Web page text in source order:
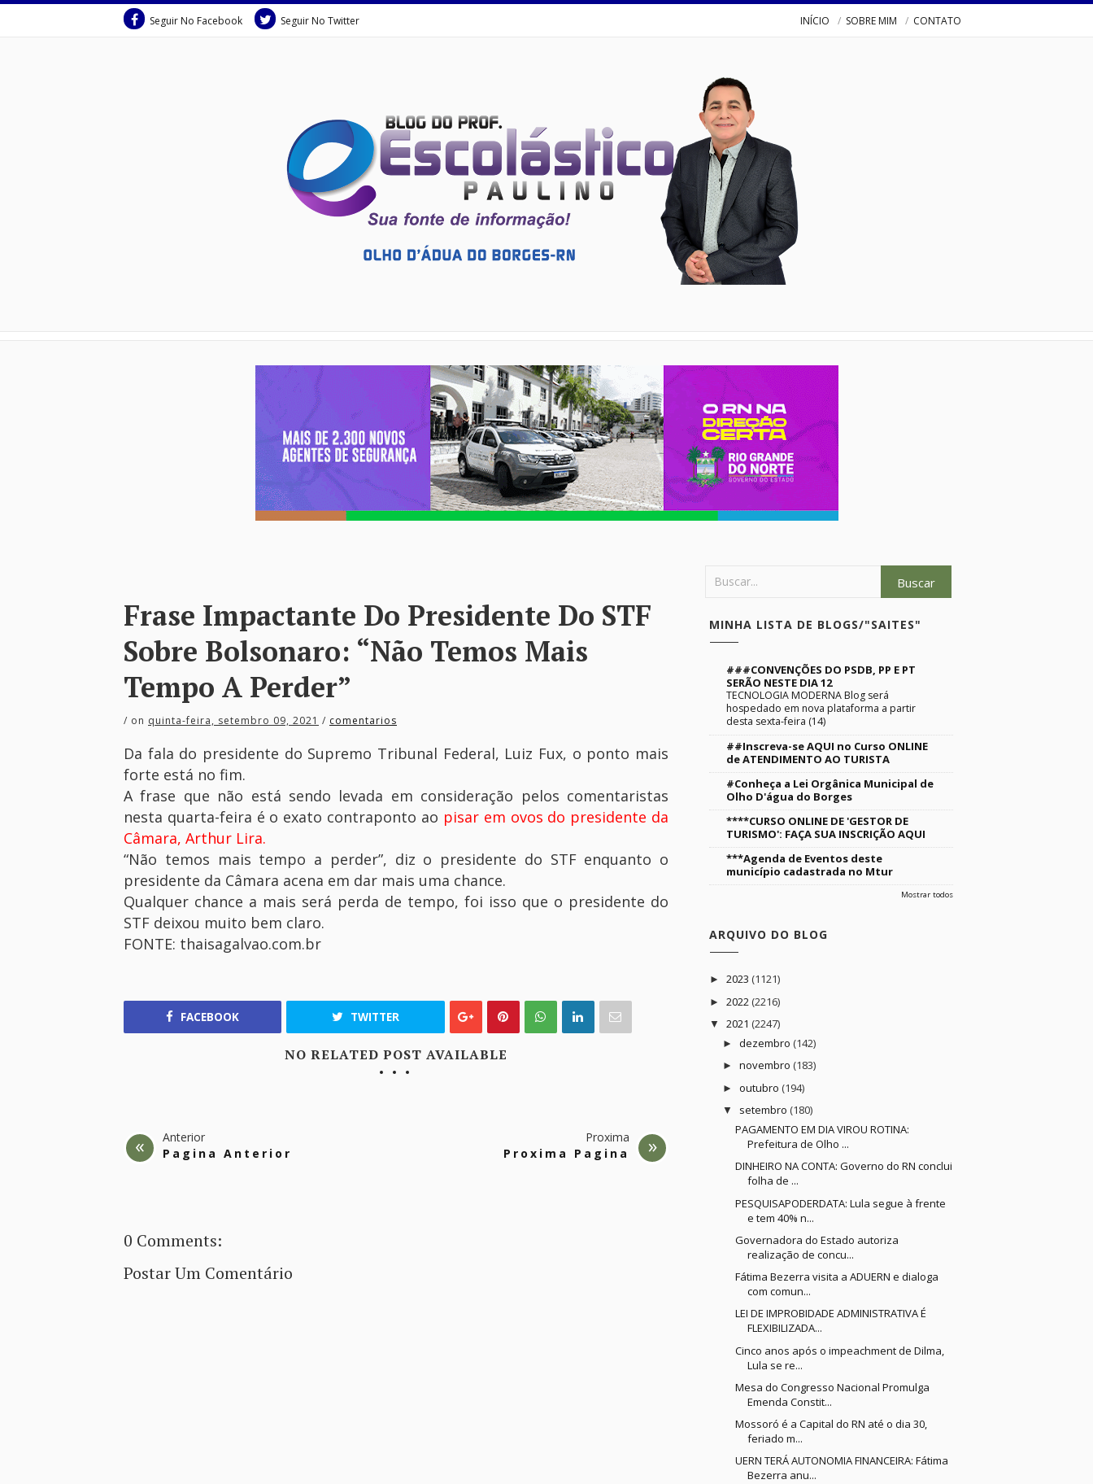
Seguir No Facebook Seguir No Twitter INÍCIO SOBRE MIM CONTATO
Frase Impactante Do Presidente Do STF
Sobre Bolsonaro: “Não Temos Mais
Tempo A Perder”
/ on quinta-feira, setembro 09, 2021 / comentarios
Da fala do presidente do Supremo Tribunal Federal, Luiz Fux, o ponto mais
forte está no fim.
A frase que não está sendo levada em consideração pelos comentaristas
nesta quarta-feira é o exato contraponto ao pisar em ovos do presidente da
Câmara, Arthur Lira.
“Não temos mais tempo a perder”, diz o presidente do STF enquanto o
presidente da Câmara acena em dar mais uma chance.
Qualquer chance a mais será perda de tempo, foi isso que o presidente do
STF deixou muito bem claro.
FONTE: thaisagalvao.com.br
FACEBOOK TWITTER
NO RELATED POST AVAILABLE
Anterior
Pagina Anterior
Proxima
Proxima Pagina
0 Comments:
Postar Um Comentário
MINHA LISTA DE BLOGS/"SAITES"
###CONVENÇÕES DO PSDB, PP E PT
SERÃO NESTE DIA 12
TECNOLOGIA MODERNA Blog será
hospedado em nova plataforma a partir
desta sexta-feira (14)
##Inscreva-se AQUI no Curso ONLINE
de ATENDIMENTO AO TURISTA
#Conheça a Lei Orgânica Municipal de
Olho D'água do Borges
****CURSO ONLINE DE 'GESTOR DE
TURISMO': FAÇA SUA INSCRIÇÃO AQUI
***Agenda de Eventos deste
município cadastrada no Mtur
Mostrar todos
ARQUIVO DO BLOG
► 2023 (1121)
► 2022 (2216)
▼ 2021 (2247)
► dezembro (142)
► novembro (183)
► outubro (194)
▼ setembro (180)
PAGAMENTO EM DIA VIROU ROTINA:
Prefeitura de Olho ...
DINHEIRO NA CONTA: Governo do RN conclui
folha de ...
PESQUISAPODERDATA: Lula segue à frente
e tem 40% n...
Governadora do Estado autoriza
realização de concu...
Fátima Bezerra visita a ADUERN e dialoga
com comun...
LEI DE IMPROBIDADE ADMINISTRATIVA É
FLEXIBILIZADA...
Cinco anos após o impeachment de Dilma,
Lula se re...
Mesa do Congresso Nacional Promulga
Emenda Constit...
Mossoró é a Capital do RN até o dia 30,
feriado m...
UERN TERÁ AUTONOMIA FINANCEIRA: Fátima
Bezerra anu...